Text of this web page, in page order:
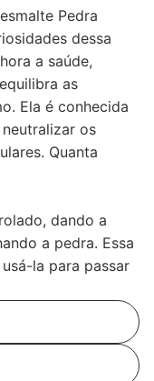
Pedra
dessa
a saúde,
as
Ela é conhecida
os
Quanta
dando a
a pedra. Essa
la para passar